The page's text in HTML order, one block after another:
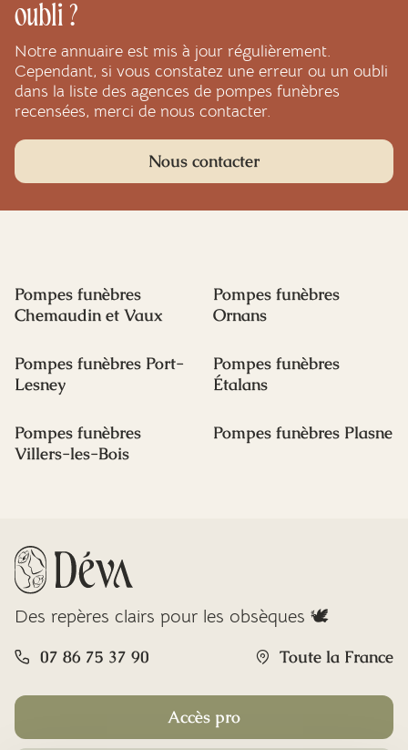
oubli ?
Notre annuaire est mis à jour régulièrement.
Cependant, si vous constatez une erreur ou un oubli
dans la liste des agences de pompes funèbres
recensées, merci de nous contacter.
Nous contacter
Pompes funèbres
Chemaudin et Vaux
Pompes funèbres
Ornans
Pompes funèbres Port-
Lesney
Pompes funèbres
Étalans
Pompes funèbres
Villers-les-Bois
Pompes funèbres Plasne
Des repères clairs pour les obsèques 🕊️
07 86 75 37 90 Toute la France
Accès pro